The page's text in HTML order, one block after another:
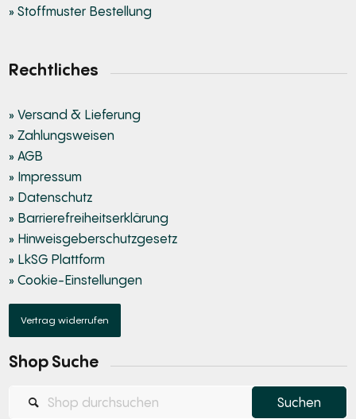
» Stoffmuster Bestellung
Rechtliches
» Versand & Lieferung
» Zahlungsweisen
» AGB
» Impressum
» Datenschutz
» Barrierefreiheitserklärung
» Hinweisgeberschutzgesetz
» LkSG Plattform
» Cookie-Einstellungen
Vertrag widerrufen
Shop Suche